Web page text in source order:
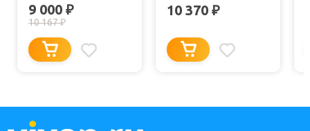
9 000 ₽
10 167₽
10 370 ₽